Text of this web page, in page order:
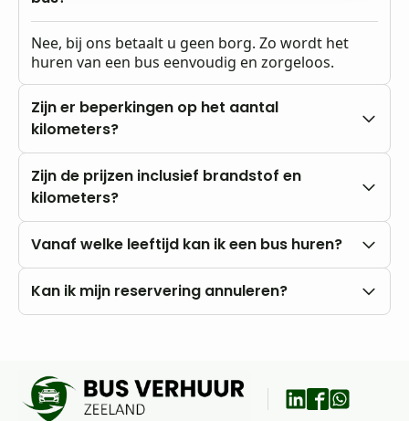
Nee, bij ons betaalt u geen borg. Zo wordt het
huren van een bus eenvoudig en zorgeloos.
Zijn er beperkingen op het aantal
kilometers?
Nee, u rijdt altijd met onbeperkte kilometers.
Zijn de prijzen inclusief brandstof en
kilometers?
Onze prijzen zijn altijd inclusief btw en
eigen rekening.
Vanaf welke leeftijd kan ik een bus huren?
U kunt al vanaf 18 jaar bij ons huren, mits u in het
Kan ik mijn reservering annuleren?
ons te bespreken.